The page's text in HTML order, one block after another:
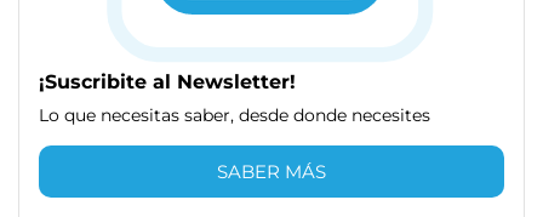
¡Suscribite al Newsletter!
Lo que necesitas saber, desde donde necesites
SABER MÁS